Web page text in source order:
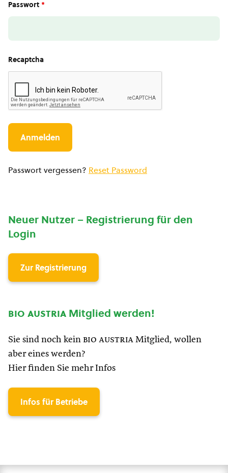
Passwort *
Recaptcha
Passwort vergessen? Reset Password
Neuer Nutzer – Registrierung für den
Login
Zur Registrierung
bio austria Mitglied werden!
Sie sind noch kein bio austria Mitglied, wollen
aber eines werden?
Hier finden Sie mehr Infos
Infos für Betriebe